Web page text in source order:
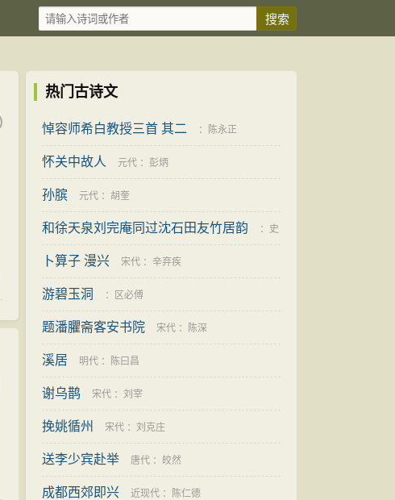
热门古诗文
悼容师希白教授三首 其二 ： 陈永正
怀关中故人 元代 ： 彭炳
孙膑 元代 ： 胡奎
和徐天泉刘完庵同过沈石田友竹居韵 ： 史
鉴
卜算子 漫兴 宋代 ： 辛弃疾
游碧玉洞 ： 区必傅
题潘臞斋客安书院 宋代 ： 陈深
溪居 明代 ： 陈曰昌
谢乌鹊 宋代 ： 刘宰
挽姚循州 宋代 ： 刘克庄
送李少宾赴举 唐代 ： 皎然
成都西郊即兴 近现代 ： 陈仁德